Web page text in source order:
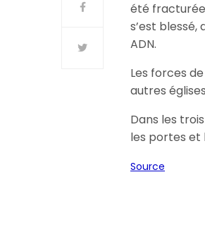
été fracturée
s’est
ADN.
Les forces
autres
Dans les
les portes et
Source